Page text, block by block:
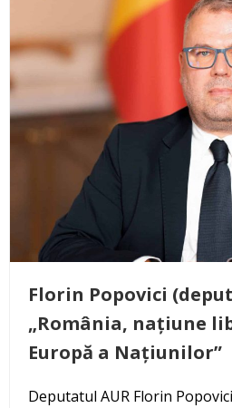
Florin Popovici
„România, națiune
Europă a Națiunilor”
Deputatul AUR Florin